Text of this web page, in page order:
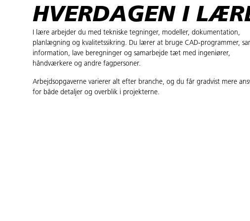
HVERDAGEN I
I lære arbejder du med tekniske tegninger, modeller, dokumentation,
planlægning og kvalitetssikring. Du lærer at bruge CAD-programmer,
information, lave beregninger og samarbejde tæt med ingeniører,
håndværkere og andre fagpersoner.
Arbejdsopgaverne varierer alt efter branche, og du får gradvist mere
for både detaljer og overblik i projekterne.